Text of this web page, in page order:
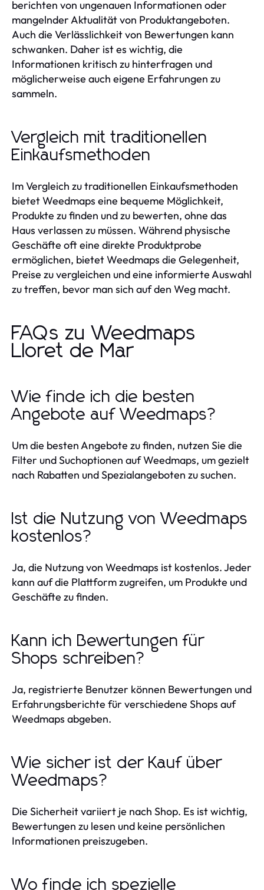
berichten von ungenauen Informationen oder
mangelnder Aktualität von Produktangeboten.
Auch die Verlässlichkeit von Bewertungen kann
schwanken. Daher ist es wichtig, die
Informationen kritisch zu hinterfragen und
möglicherweise auch eigene Erfahrungen zu
sammeln.
Vergleich mit traditionellen
Einkaufsmethoden
Im Vergleich zu traditionellen Einkaufsmethoden
bietet Weedmaps eine bequeme Möglichkeit,
Produkte zu finden und zu bewerten, ohne das
Haus verlassen zu müssen. Während physische
Geschäfte oft eine direkte Produktprobe
ermöglichen, bietet Weedmaps die Gelegenheit,
Preise zu vergleichen und eine informierte Auswahl
zu treffen, bevor man sich auf den Weg macht.
FAQs zu Weedmaps
Lloret de Mar
Wie finde ich die besten
Angebote auf Weedmaps?
Um die besten Angebote zu finden, nutzen Sie die
Filter und Suchoptionen auf Weedmaps, um gezielt
nach Rabatten und Spezialangeboten zu suchen.
Ist die Nutzung von Weedmaps
kostenlos?
Ja, die Nutzung von Weedmaps ist kostenlos. Jeder
kann auf die Plattform zugreifen, um Produkte und
Geschäfte zu finden.
Kann ich Bewertungen für
Shops schreiben?
Ja, registrierte Benutzer können Bewertungen und
Erfahrungsberichte für verschiedene Shops auf
Weedmaps abgeben.
Wie sicher ist der Kauf über
Weedmaps?
Die Sicherheit variiert je nach Shop. Es ist wichtig,
Bewertungen zu lesen und keine persönlichen
Informationen preiszugeben.
Wo finde ich spezielle